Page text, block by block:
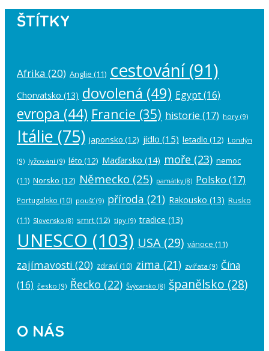
ŠTÍTKY
Afrika (20) Anglie (11) cestování(91)
Chorvatsko (13) dovolená (49) Egypt(16)
evropa (44) Francie (35) historie (17) hory (9)
Itálie (75) japonsko (12) jídlo (15) letadlo (12) Londýn
(9) lyžování (9) léto (12) Maďarsko (14) moře (23) nemoc
(11) Norsko (12) Německo (25) památky(8) Polsko (17)
Portugalsko (10) poušť(9) příroda (21) Rakousko (13) Rusko
(11) Slovensko (8) smrt(12) tipy (9) tradice (13)
UNESCO (103) USA (29) vánoce (11)
zajímavosti (20) zdraví (10) zima (21) zvířata (9) Čína
(16) česko (9) Řecko (22) Švýcarsko (8) španělsko (28)
O NÁS